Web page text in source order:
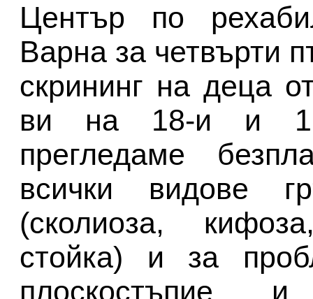
Център по
Варна за четвърти
скрининг на деца
ви на 18-и и
прегледаме
всички видове
(сколиоза,
стойка) и за